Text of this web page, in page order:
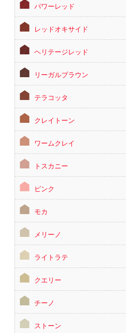
パワーレッド
レッドオキサイド
ヘリテージレッド
リーガルブラウン
テラコッタ
クレイトーン
ワームクレイ
トスカニー
ピンク
モカ
メリーノ
ライトラテ
クエリー
チーノ
ストーン